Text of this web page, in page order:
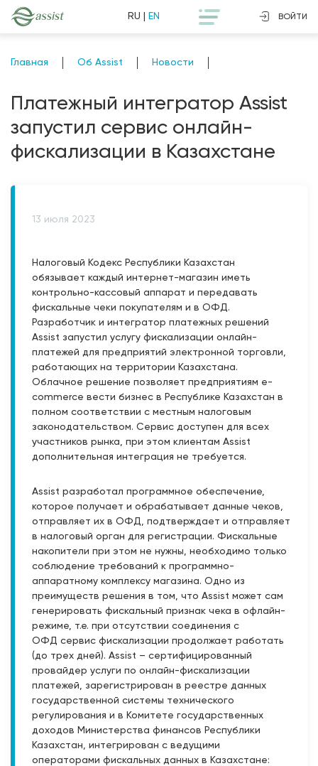
RU EN ВОЙТИ
Главная Об Assist Новости
Платежный интегратор Assist
запустил сервис онлайн-
фискализации в Казахстане
13 июля 2023
Налоговый Кодекс Республики Казахстан
обязывает каждый интернет-магазин иметь
контрольно-кассовый аппарат и передавать
фискальные чеки покупателям и в ОФД.
Разработчик и интегратор платежных решений
Assist запустил услугу фискализации онлайн-
платежей для предприятий электронной торговли,
работающих на территории Казахстана.
Облачное решение позволяет предприятиям e-
commerce вести бизнес в Республике Казахстан в
полном соответствии с местным налоговым
законодательством. Сервис доступен для всех
участников рынка, при этом клиентам Assist
дополнительная интеграция не требуется.
Assist разработал программное обеспечение,
которое получает и обрабатывает данные чеков,
отправляет их в ОФД, подтверждает и отправляет
в налоговый орган для регистрации. Фискальные
накопители при этом не нужны, необходимо только
соблюдение требований к программно-
аппаратному комплексу магазина. Одно из
преимуществ решения в том, что Assist может сам
генерировать фискальный признак чека в офлайн-
режиме, т.е. при отсутствии соединения с
ОФД сервис фискализации продолжает работать
(до трех дней). Assist – сертифицированный
провайдер услуги по онлайн-фискализации
платежей, зарегистрирован в реестре данных
государственной системы технического
регулирования и в Комитете государственных
доходов Министерства финансов Республики
Казахстан, интегрирован с ведущими
операторами фискальных данных в Казахстане: